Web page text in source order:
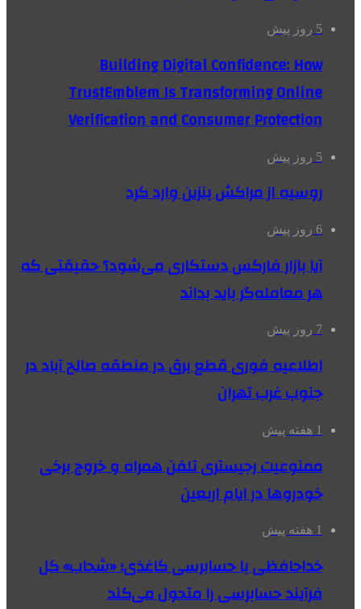
5 روز پیش
Building Digital Confidence: How
TrustEmblem Is Transforming Online
Verification and Consumer Protection
5 روز پیش
روسیه از مراکش بنزین وارد کرد
6 روز پیش
آیا بازار فارکس دستکاری می‌شود؟ حقیقتی که
هر معامله‌گر باید بداند
7 روز پیش
اطلاعیه فوری قطع برق در منطقه صالح آباد در
جنوب غرب تهران
1 هفته پیش
ممنوعیت رجیستری تلفن همراه و خروج برخی
خودروها در ایام اربعین
1 هفته پیش
خداحافظی با حسابرسی کاغذی؛ «شحاب» کل
فرآیند حسابرسی را متحول می‌کند